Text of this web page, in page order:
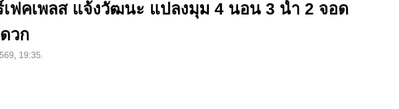
เฟคเพลส แจ้งวัฒนะ แปลงมุม 4 นอน 3 น้ำ 2 จอด
วก
19:35.